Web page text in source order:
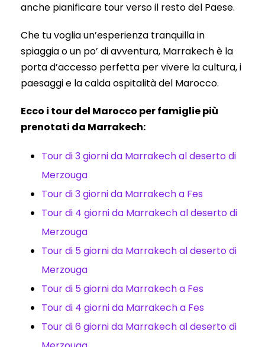
anche pianificare tour verso il resto del Paese.
Che tu voglia un’esperienza tranquilla in
spiaggia o un po’ di avventura, Marrakech è la
porta d’accesso perfetta per vivere la cultura, i
paesaggi e la calda ospitalità del Marocco.
Ecco i tour del Marocco per famiglie più
prenotati da Marrakech:
Tour di 3 giorni da Marrakech al deserto di
Merzouga
Tour di 3 giorni da Marrakech a Fes
Tour di 4 giorni da Marrakech al deserto di
Merzouga
Tour di 5 giorni da Marrakech al deserto di
Merzouga
Tour di 5 giorni da Marrakech a Fes
Tour di 4 giorni da Marrakech a Fes
Tour di 6 giorni da Marrakech al deserto di